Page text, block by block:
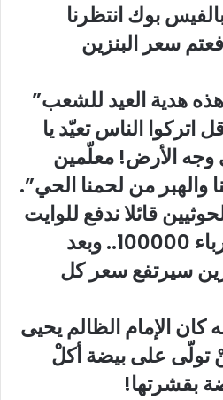
بوك انتظرنا
سعر البنزين
هدية العيد للشعب”
اتركوا الناس تعيّد يا
الأرض! معلّمين
والهبر من لحمنا الحي”.
قائلا ندفع للوايت
الماء 20000 والكهرباء 100000.. وبعد
سيرتفع سعر كل
كان الإمام الظالم يحيى
تولّى على بيضة أكلْ
بقشرتها!